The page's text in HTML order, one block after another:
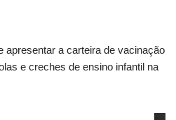
apresentar a carteira de vacinação
e creches de ensino infantil na